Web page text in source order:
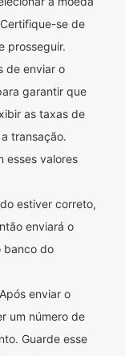
se de
prosseguir.
de enviar o
garantir que
as taxas de
transação.
esses valores
estiver correto,
enviará o
banco do
Após enviar o
um número de
Guarde esse